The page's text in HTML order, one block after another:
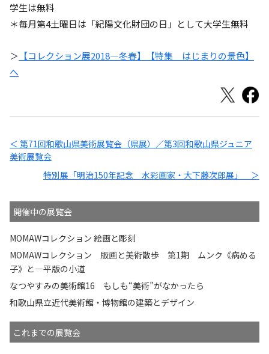
学生は無料
＊毎月第4土曜日は「紀陽文化財団の日」として大学生無料
＞ 【コレクション展2018―冬春】【特集 はじまりの景色】
へ
＜ 第71回和歌山県美術展覧会（県展）／第3回和歌山県ジュニア
美術展覧会
特別展「明治150年記念 水彩画家・大下藤次郎展」 ＞
開催中の展覧会
MOMAWコレクション 絵画と彫刻
MOMAWコレクション 版画と美術散歩 第1期 ムンク《病める
子》と—平版の小道
なつやすみの美術館16 もしも“美術”がなかったら
和歌山県立近代美術館・博物館の建築とデザイン
これまでの展覧会